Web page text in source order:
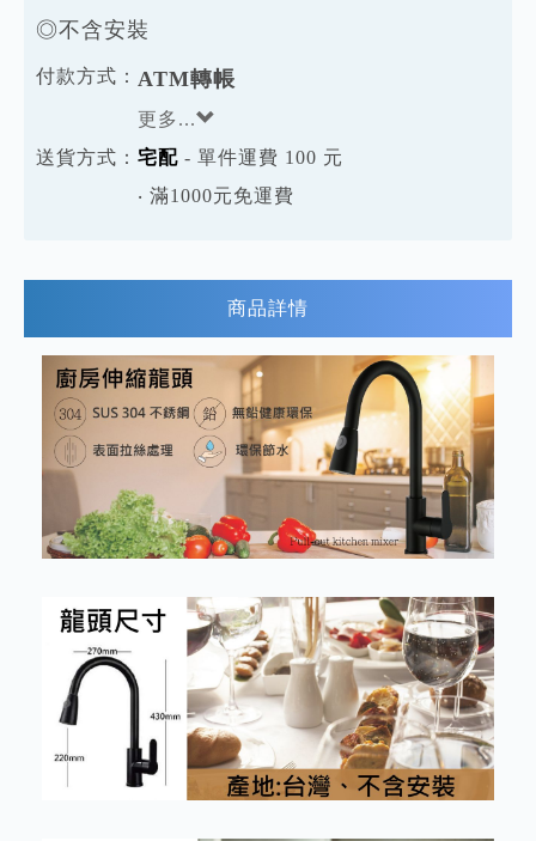
◎不含安裝
付款方式： ATM轉帳
更多...
送貨方式： 宅配 - 單件運費 100 元
‧ 滿1000元免運費
商品詳情